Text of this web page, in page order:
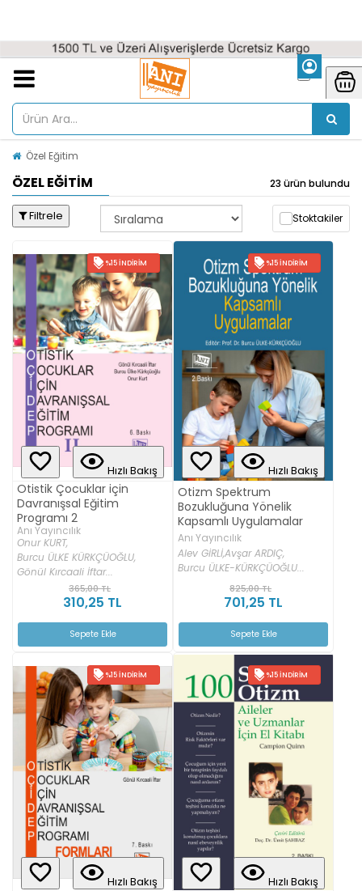
Özel Eğitim
ÖZEL EĞITIM 23 ürün bulundu
Filtrele Stoktakiler
%15 İNDIRIM
Hızlı Bakış
Otistik Çocuklar için
Davranışsal Eğitim
Programı 2
Anı Yayıncılık
Onur KURT,
Burcu ÜLKE KÜRKÇÜOĞLU,
Gönül Kırcaali İftar...
365,00 TL
310,25 TL
Sepete Ekle
%15 İNDIRIM
Hızlı Bakış
Otizm Spektrum
Bozukluğuna Yönelik
Kapsamlı Uygulamalar
Anı Yayıncılık
Alev GİRLİ,Avşar ARDIÇ,
Burcu ÜLKE-KÜRKÇÜOĞLU...
825,00 TL
701,25 TL
Sepete Ekle
%15 İNDIRIM
Hızlı Bakış
%15 İNDIRIM
Hızlı Bakış